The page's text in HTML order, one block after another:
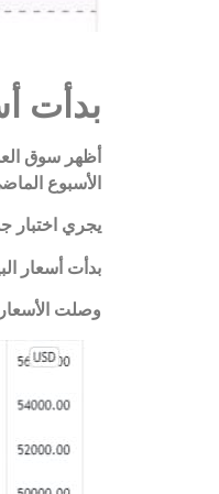
بدأت
أظهر سوق
الأسبوع الماضي إلى مستوى 40
يجري اختبار
بدأت أسعار
وصلت الأسعار إلى أدنى مستوى لها منذ